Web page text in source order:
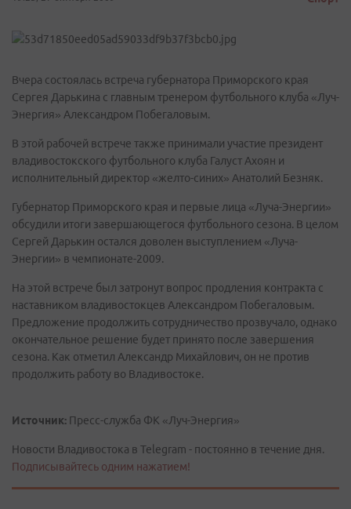
Вчера состоялась встреча губернатора Приморского края
Сергея Дарькина с главным тренером футбольного клуба «Луч-
Энергия» Александром Побегаловым.
В этой рабочей встрече также принимали участие президент
владивостокского футбольного клуба Галуст Ахоян и
исполнительный директор «желто-синих» Анатолий Безняк.
Губернатор Приморского края и первые лица «Луча-Энергии»
обсудили итоги завершающегося футбольного сезона. В целом
Сергей Дарькин остался доволен выступлением «Луча-
Энергии» в чемпионате-2009.
На этой встрече был затронут вопрос продления контракта с
наставником владивостокцев Александром Побегаловым.
Предложение продолжить сотрудничество прозвучало, однако
окончательное решение будет принято после завершения
сезона. Как отметил Александр Михайлович, он не против
продолжить работу во Владивостоке.
Источник: Пресс-служба ФК «Луч-Энергия»
Новости Владивостока в Telegram - постоянно в течение дня.
Подписывайтесь одним нажатием!